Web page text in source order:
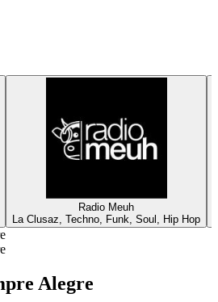
Radio Meuh
La Clusaz, Techno, Funk, Soul, Hip Hop
Alegre